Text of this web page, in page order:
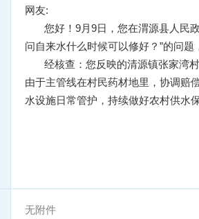
网友:
问自来水什么时候可以修好？”的问题
由于主管线在村民药材地里，协调赔
水设施日常管护，持续做好农村供水
无附件